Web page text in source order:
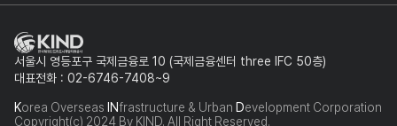
서울시 영등포구 국제금융로 10 (국제금융센터 three IFC 50층)
대표전화 : 02-6746-7408~9
Korea Overseas INfrastructure & Urban Development Corporation
Copyright(c) 2024 By KIND. All Right Reserved.